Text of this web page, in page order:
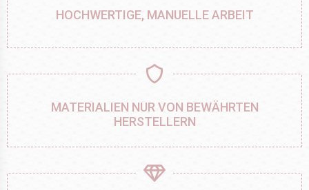
HOCHWERTIGE, MANUELLE ARBEIT
MATERIALIEN NUR VON BEWÄHRTEN
HERSTELLERN